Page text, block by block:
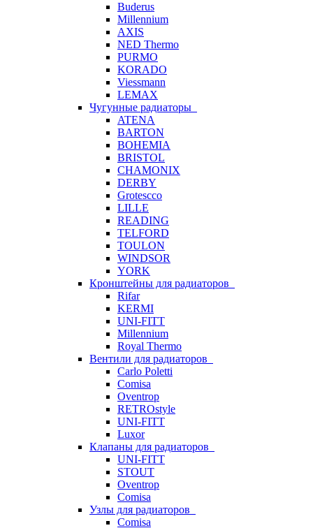
Buderus
Millennium
AXIS
NED Thermo
PURMO
KORADO
Viessmann
LEMAX
Чугунные радиаторы
ATENA
BARTON
BOHEMIA
BRISTOL
CHAMONIX
DERBY
Grotescco
LILLE
READING
TELFORD
TOULON
WINDSOR
YORK
Кронштейны для радиаторов
Rifar
KERMI
UNI-FITT
Millennium
Royal Thermo
Вентили для радиаторов
Carlo Poletti
Comisa
Oventrop
RETROstyle
UNI-FITT
Luxor
Клапаны для радиаторов
UNI-FITT
STOUT
Oventrop
Comisa
Узлы для радиаторов
Comisa